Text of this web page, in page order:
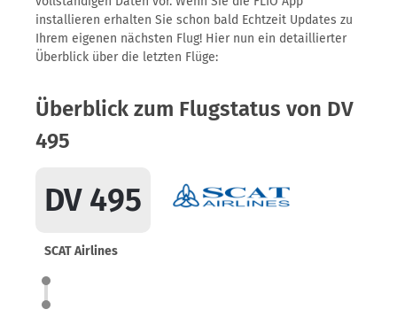
installieren erhalten Sie schon bald Echtzeit Updates zu
Ihrem eigenen nächsten Flug! Hier nun ein detaillierter
Überblick über die letzten Flüge:
Überblick zum Flugstatus von DV
495
DV 495
SCAT Airlines